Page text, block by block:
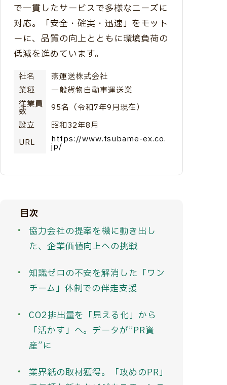
で一貫したサービスで多様なニーズに
対応。「安全・確実・迅速」をモット
ーに、品質の向上とともに環境負荷の
低減を進めています。
社名
燕運送株式会社
業種
一般貨物自動車運送業
従業員
数
95名（令和7年9月現在）
設立
昭和32年8月
URL
https://www.tsubame-ex.co.
jp/
目次
協力会社の提案を機に動き出し
た、企業価値向上への挑戦
知識ゼロの不安を解消した「ワン
チーム」体制での伴走支援
CO2排出量を「見える化」から
「活かす」へ。データが”PR資
産”に
業界紙の取材獲得。「攻めのPR」